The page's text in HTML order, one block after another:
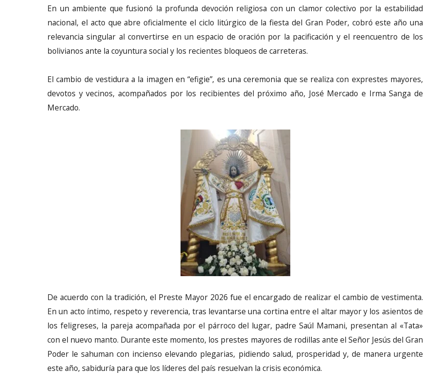
En un ambiente que fusionó la profunda devoción religiosa con un clamor colectivo por la estabilidad
nacional, el acto que abre oficialmente el ciclo litúrgico de la fiesta del Gran Poder, cobró este año una
relevancia singular al convertirse en un espacio de oración por la pacificación y el reencuentro de los
bolivianos ante la coyuntura social y los recientes bloqueos de carreteras.
El cambio de vestidura a la imagen en “efigie”, es una ceremonia que se realiza con exprestes mayores,
devotos y vecinos, acompañados por los recibientes del próximo año, José Mercado e Irma Sanga de
Mercado.
De acuerdo con la tradición, el Preste Mayor 2026 fue el encargado de realizar el cambio de vestimenta.
En un acto íntimo, respeto y reverencia, tras levantarse una cortina entre el altar mayor y los asientos de
los feligreses, la pareja acompañada por el párroco del lugar, padre Saúl Mamani, presentan al «Tata»
con el nuevo manto. Durante este momento, los prestes mayores de rodillas ante el Señor Jesús del Gran
Poder le sahuman con incienso elevando plegarias, pidiendo salud, prosperidad y, de manera urgente
este año, sabiduría para que los líderes del país resuelvan la crisis económica.